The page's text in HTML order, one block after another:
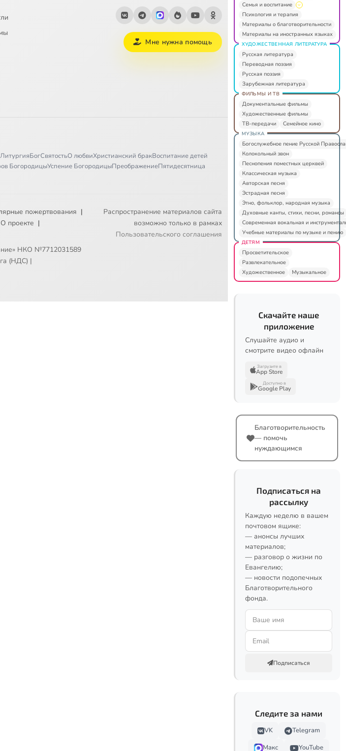
Мне нужна помощь
ЛитургияБогСвятостьО любвиХристианский бракВоспитание детей
БогородицыУспение БогородицыПреображениеПятидесятница
пожертвования |
О проекте |
НКО №7712031589
(НДС) |
Распространение материалов сайта
возможно только в рамках
Пользовательского соглашения
Семья и воспитание
Психология и терапия
Материалы о благотворительности
Материалы на иностранных языках
ХУДОЖЕСТВЕННАЯ ЛИТЕРАТУРА
Русская литература
Переводная поэзия
Русская поэзия
Зарубежная литература
ФИЛЬМЫ И ТВ
Документальные фильмы
Художественные фильмы
ТВ-передачи
Семейное кино
МУЗЫКА
Богослужебное пение Русской
Колокольный звон
Песнопения поместных церквей
Классическая музыка
Авторская песня
Эстрадная песня
Этно, фольклор, народная музыка
Духовные канты, стихи, песни, романсы
Современная вокальная и
Учебные материалы по музыке и пению
ДЕТЯМ
Просветительское
Развлекательное
Художественное
Музыкальное
Скачайте наше
приложение
Слушайте аудио и
смотрите видео офлайн
Загрузите в
App Store
Доступно в
Google Play
Благотворительность
— помочь
нуждающимся
Подписаться на
рассылку
Каждую неделю в вашем
почтовом ящике:
— анонсы лучших
материалов;
— разговор о жизни по
Евангелию;
— новости подопечных
Благотворительного
фонда.
Подписаться
Следите за нами
VK
Telegram
Макс
YouTube